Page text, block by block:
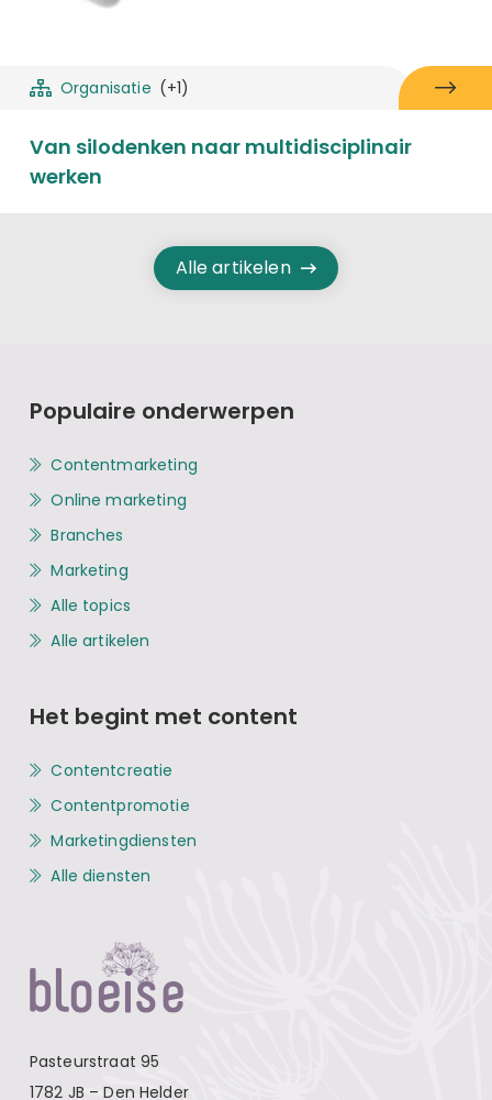
Organisatie (+1)
Van silodenken naar multidisciplinair
werken
Alle artikelen
Pasteurstraat 95
1782 JB – Den Helder
Populaire onderwerpen
Contentmarketing
Online marketing
Branches
Marketing
Alle topics
Alle artikelen
Het begint met content
Contentcreatie
Contentpromotie
Marketingdiensten
Alle diensten